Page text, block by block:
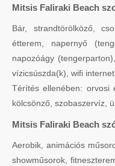
Mitsis Faliraki Beach
Bár, strandtörölköző,
étterem, napernyő
napozóágy
vízicsúszda(k), wifi
Térítés ellenében: orvosi
kölcsönző, szobaszervíz,
Mitsis Faliraki Beach
Aerobik, animációs
showműsorok,